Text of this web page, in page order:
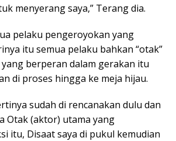
menyerang saya,” Terang dia.
pelaku pengeroyokan yang
itu semua pelaku bahkan “otak”
berperan dalam gerakan itu
di proses hingga ke meja hijau.
sudah di rencanakan dulu dan
Otak (aktor) utama yang
itu, Disaat saya di pukul kemudian